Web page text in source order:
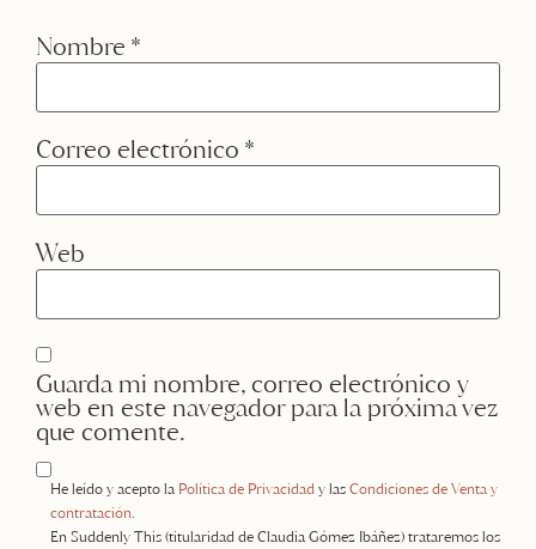
Nombre *
Correo electrónico *
Web
Guarda mi nombre, correo electrónico y
web en este navegador para la próxima vez
que comente.
He leído y acepto la Política de Privacidad y las Condiciones de Venta y
contratación
En Suddenly This (titularidad de Claudia Gómez Ibáñez) trataremos los